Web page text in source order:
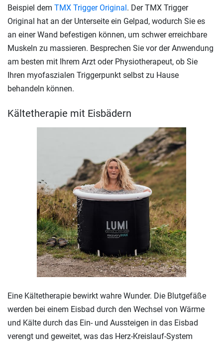
Beispiel dem TMX Trigger Original . Der TMX Trigger
Original hat an der Unterseite ein Gelpad, wodurch Sie es
an einer Wand befestigen können, um schwer erreichbare
Muskeln zu massieren. Besprechen Sie vor der Anwendung
am besten mit Ihrem Arzt oder Physiotherapeut, ob Sie
Ihren myofaszialen Triggerpunkt selbst zu Hause
behandeln können.
Kältetherapie mit Eisbädern
Eine Kältetherapie bewirkt wahre Wunder. Die Blutgefäße
werden bei einem Eisbad durch den Wechsel von Wärme
und Kälte durch das Ein- und Aussteigen in das Eisbad
verengt und geweitet, was das Herz-Kreislauf-System